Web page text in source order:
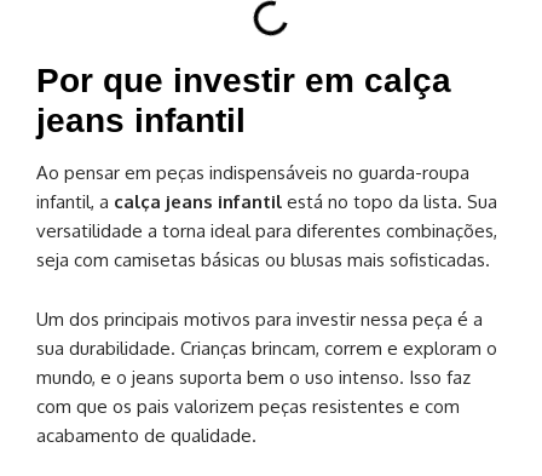
Por que investir em calça
jeans infantil
Ao pensar em peças indispensáveis no guarda-roupa
infantil, a calça jeans infantil está no topo da lista. Sua
versatilidade a torna ideal para diferentes combinações,
seja com camisetas básicas ou blusas mais sofisticadas.
Um dos principais motivos para investir nessa peça é a
sua durabilidade. Crianças brincam, correm e exploram o
mundo, e o jeans suporta bem o uso intenso. Isso faz
com que os pais valorizem peças resistentes e com
acabamento de qualidade.